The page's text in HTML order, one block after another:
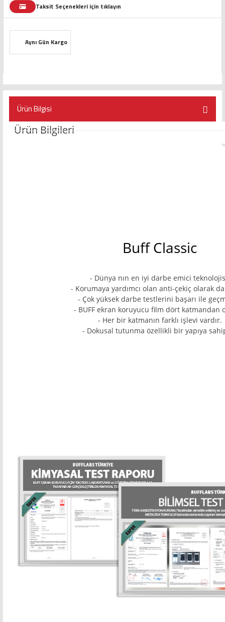
Taksit Seçenekleri için tıklayın
Aynı Gün Kargo
Ürün Bilgisi
Ürün Bilgileri
Buff Classic
- Dünya nın en iyi darbe emici
- Korumaya yardımcı olan anti-çekiç olarak
- Çok yüksek darbe testlerini başarı ile
- BUFF ekran koruyucu film dört katmandan
- Her bir katmanın farklı işlevi vardır.
- Dokusal tutunma özellikli bir yapıya